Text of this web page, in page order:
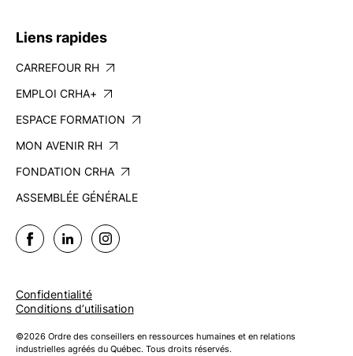
Liens rapides
CARREFOUR RH
EMPLOI CRHA+
ESPACE FORMATION
MON AVENIR RH
FONDATION CRHA
ASSEMBLÉE GÉNÉRALE
Confidentialité
Conditions d’utilisation
©2026 Ordre des conseillers en ressources humaines et en relations
industrielles agréés du Québec. Tous droits réservés.